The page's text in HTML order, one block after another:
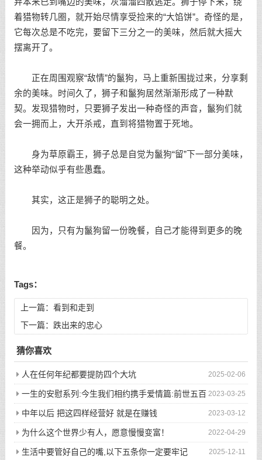
着猎物转几圈，就开始尽情享受捡来的“大馅饼”。奇怪的是，
它每次总是不吃完，要留下三分之一的美味，然后就大摇大
摆离开了。
正在周围观察“敌情”的鬣狗，马上重新围拢过来，分享剩
余的美味。时间久了，狮子和鬣狗居然渐渐形成了一种默
契。发现猎物时，只要狮子发出一种奇怪的声音，鬣狗们就
会一拥而上，大开杀戒，直到将猎物置于死地。
身为草原霸王，狮子总是自觉为鬣狗“留”下一部分美味，
这种举动似乎有些愚蠢。
其实，这正是狮子的聪明之处。
因为，只有为鬣狗留一份晚餐，自己才能得到更多的晚
餐。
Tags：
上一篇： 看到和走到
下一篇： 跌出来的忠心
猜你喜欢
2025-02-06
人在任何年纪都要提防四个大坑
2023-03-25
一生的安慰系列:今生我们相约携手爱情篇:前世五百
次的回眸才换来今生的相遇
2023-03-12
中年以后 把这四样经营好 就是在赚钱
2022-04-29
为什么这个世界少有人，愿意慢慢变富！
2025-12-11
生活中要管好自己的嘴,以下五条你一定要牢记